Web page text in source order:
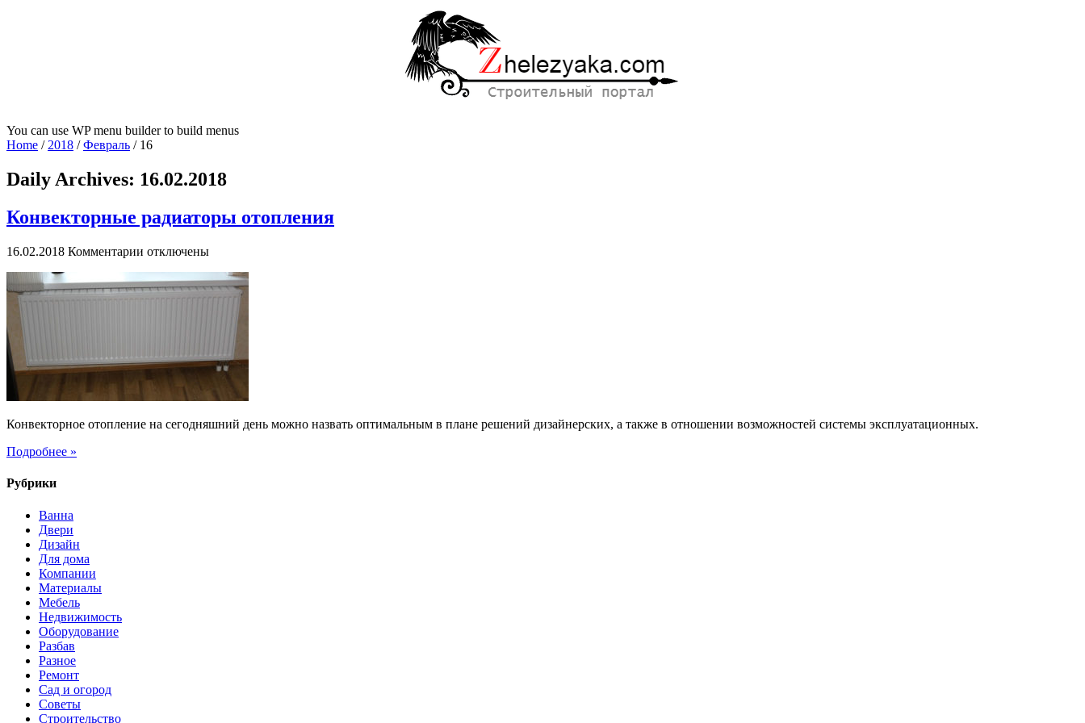
You can use WP menu builder to build menus
Home /2018 /Февраль / 16
Daily Archives: 16.02.2018
Конвекторные радиаторы отопления
16.02.2018 Комментарии к
Конвекторные
радиаторы
отключены
Конвекторное отопление на сегодняшний день можно назвать оптимальным в плане решений дизайнерских, а также в отношении возможностей системы эксплуатационных.
Подробнее »
Рубрики
Ванна
Двери
Дизайн
Для дома
Компании
Материалы
Мебель
Недвижимость
Оборудование
Разбав
Разное
Ремонт
Сад и огород
Советы
Строительство